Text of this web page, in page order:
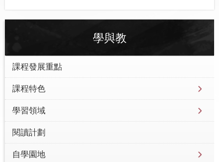
學與教
課程發展重點
課程特色
學習領域
閱讀計劃
自學園地